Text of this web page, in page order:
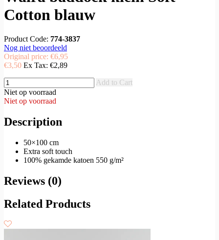
Cotton blauw
Product Code: 774-3837
Nog niet beoordeeld
Original price: €6,95
€3,50 Ex Tax: €2,89
Add to Cart
Niet op voorraad
Niet op voorraad
Description
50×100 cm
Extra soft touch
100% gekamde katoen 550 g/m²
Reviews (0)
Related Products